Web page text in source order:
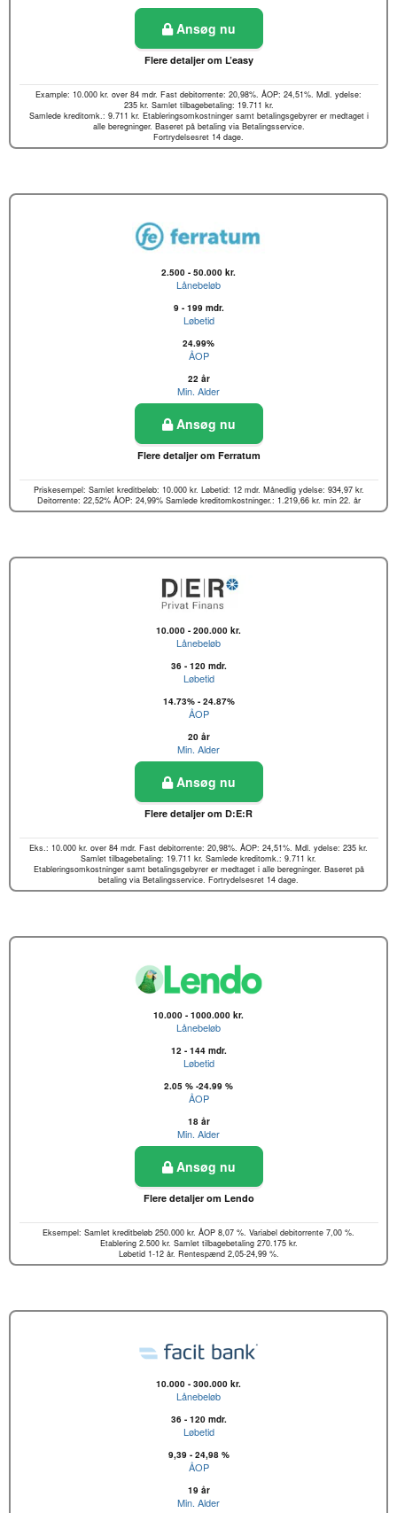
Ansøg nu
Flere detaljer om L’easy
Example: 10.000 kr. over 84 mdr. Fast debitorrente: 20,98%. ÅOP: 24,51%. Mdl. ydelse:
235 kr. Samlet tilbagebetaling: 19.711 kr.
Samlede kreditomk.: 9.711 kr. Etableringsomkostninger samt betalingsgebyrer er medtaget i
alle beregninger. Baseret på betaling via Betalingsservice.
Fortrydelsesret 14 dage.
2.500 - 50.000 kr.
Lånebeløb
9 - 199 mdr.
Løbetid
24.99%
ÅOP
22 år
Min. Alder
Ansøg nu
Flere detaljer om Ferratum
Priskesempel: Samlet kreditbeløb: 10.000 kr. Løbetid: 12 mdr. Månedlig ydelse: 934,97 kr.
Deitorrente: 22,52% ÅOP: 24,99% Samlede kreditomkostninger.: 1.219,66 kr. min 22. år
10.000 - 200.000 kr.
Lånebeløb
36 - 120 mdr.
Løbetid
14.73% - 24.87%
ÅOP
20 år
Min. Alder
Ansøg nu
Flere detaljer om D:E:R
Eks.: 10.000 kr. over 84 mdr. Fast debitorrente: 20,98%. ÅOP: 24,51%. Mdl. ydelse: 235 kr.
Samlet tilbagebetaling: 19.711 kr. Samlede kreditomk.: 9.711 kr.
Etableringsomkostninger samt betalingsgebyrer er medtaget i alle beregninger. Baseret på
betaling via Betalingsservice. Fortrydelsesret 14 dage.
10.000 - 1000.000 kr.
Lånebeløb
12 - 144 mdr.
Løbetid
2.05 % -24.99 %
ÅOP
18 år
Min. Alder
Ansøg nu
Flere detaljer om Lendo
Eksempel: Samlet kreditbeløb 250.000 kr. ÅOP 8,07 %. Variabel debitorrente 7,00 %.
Etablering 2.500 kr. Samlet tilbagebetaling 270.175 kr.
Løbetid 1-12 år. Rentespænd 2,05-24,99 %.
10.000 - 300.000 kr.
Lånebeløb
36 - 120 mdr.
Løbetid
9,39 - 24,98 %
ÅOP
19 år
Min. Alder